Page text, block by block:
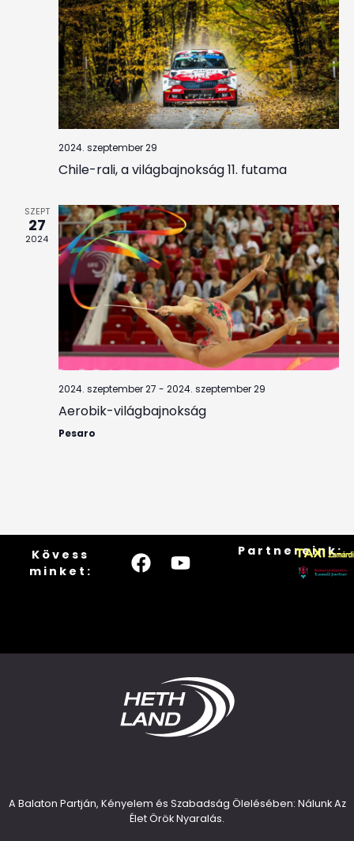
2024. szeptember 29
Chile-rali, a világbajnokság 11. futama
SZEPT
27
2024
2024. szeptember 27 - 2024. szeptember 29
Aerobik-világbajnokság
Pesaro
Kövess
minket:
Partnereink:
A Balaton Partján, Kényelem és Szabadság Ölelésében: Nálunk Az
Élet Örök Nyaralás.